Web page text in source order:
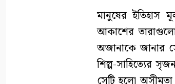
মানুষের ইতিহাস
আকাশের
অজানাকে জানার
শিল্প-সাহিত্যের